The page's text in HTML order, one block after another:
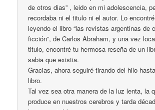
de otros dias” , leido en mi adolescencia,
recordaba ni el titulo ni el autor. Lo
leyendo el libro “las revistas argentinas de
ficción”, de Carlos Abraham, y una vez
titulo, encontré tu hermosa reseña de un
sabia que existia.
Gracias, ahora seguiré tirando del hilo
libro.
Tal vez sea otra manera de la luz lenta, la
produce en nuestros cerebros y tarda